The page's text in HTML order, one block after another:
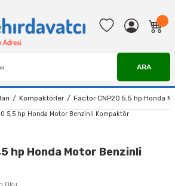
ARA
Kompaktörler Factor CNP20 5,5 hp Honda
hp Honda Motor Benzinli
Oku